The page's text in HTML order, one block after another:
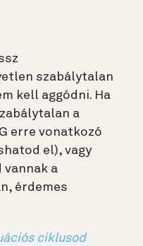
szabálytalan
kell aggódni. Ha
a
erre vonatkozó
el), vagy
vannak a
érdemes
ciklusod